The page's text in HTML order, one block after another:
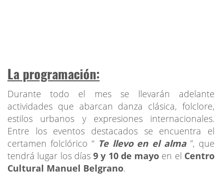
La programación:
Durante todo el mes se llevarán adelante
actividades que abarcan danza clásica, folclore,
estilos urbanos y expresiones internacionales.
Entre los eventos destacados se encuentra el
certamen folclórico “Te llevo en el alma”, que
tendrá lugar los días9 y 10 de mayo en el Centro
Cultural Manuel Belgrano.